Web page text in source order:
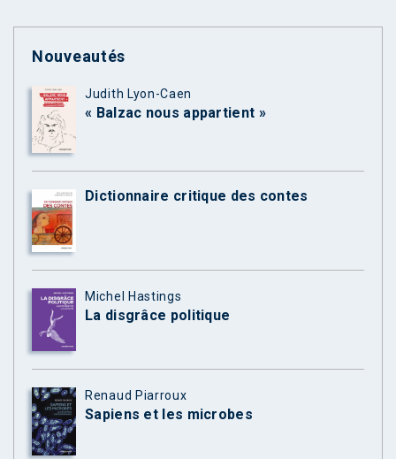
Nouveautés
Judith Lyon-Caen
« Balzac nous appartient »
Dictionnaire critique des contes
Michel Hastings
La disgrâce politique
Renaud Piarroux
Sapiens et les microbes